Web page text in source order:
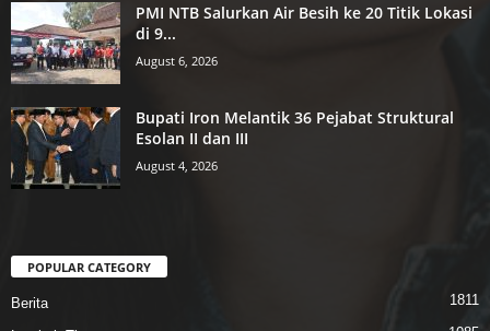
PMI NTB Salurkan Air Besih ke 20 Titik Lokasi
di 9...
August 6, 2026
Bupati Iron Melantik 36 Pejabat Struktural
Esolan II dan III
August 4, 2026
POPULAR CATEGORY
Berita 1811